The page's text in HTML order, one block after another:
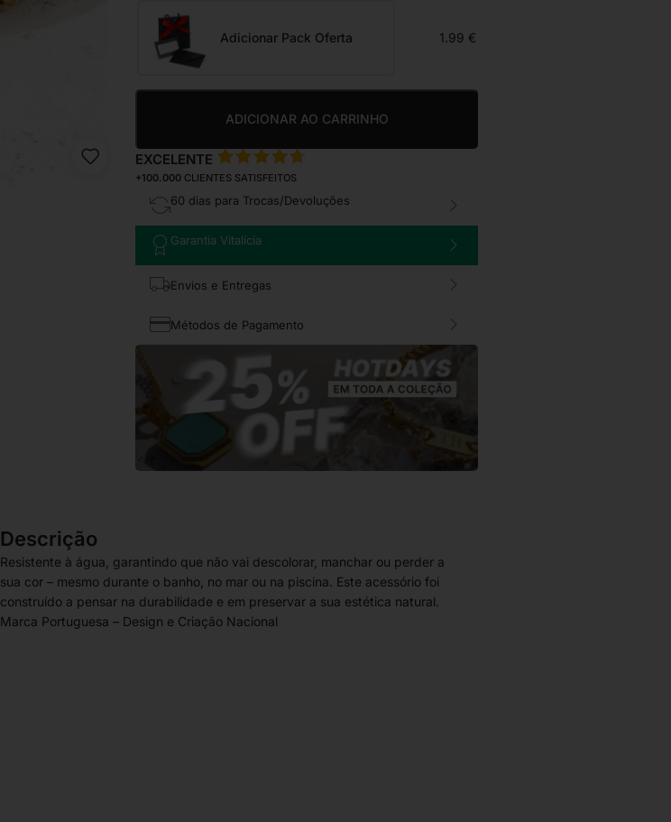
Adicionar Pack Oferta 1.99 €
ADICIONAR AO CARRINHO
EXCELENTE
+100.000 CLIENTES SATISFEITOS
60 dias para Trocas/Devoluções
Garantia Vitalícia
Envios e Entregas
Métodos de Pagamento
Descrição
Resistente à água, garantindo que não vai descolorar, manchar ou perder a
sua cor – mesmo durante o banho, no mar ou na piscina. Este acessório foi
construído a pensar na durabilidade e em preservar a sua estética natural.
Marca Portuguesa – Design e Criação Nacional